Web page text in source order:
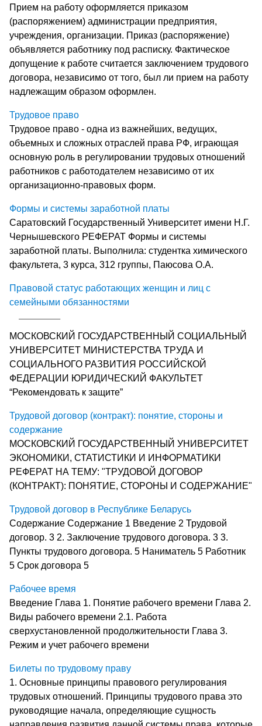
Прием на работу оформляется приказом
(распоряжением) администрации предприятия,
учреждения, организации. Приказ (распоряжение)
объявляется работнику под расписку. Фактическое
допущение к работе считается заключением трудового
договора, независимо от того, был ли прием на работу
надлежащим образом оформлен.
Трудовое право
Трудовое право - одна из важнейших, ведущих,
объемных и сложных отраслей права РФ, играющая
основную роль в регулировании трудовых отношений
работников с работодателем независимо от их
организационно-правовых форм.
Формы и системы заработной платы
Саратовский Государственный Университет имени Н.Г.
Чернышевского РЕФЕРАТ Формы и системы
заработной платы. Выполнила: студентка химического
факультета, 3 курса, 312 группы, Паюсова О.А.
Правовой статус работающих женщин и лиц с
семейными обязанностями
МОСКОВСКИЙ ГОСУДАРСТВЕННЫЙ СОЦИАЛЬНЫЙ
УНИВЕРСИТЕТ МИНИСТЕРСТВА ТРУДА И
СОЦИАЛЬНОГО РАЗВИТИЯ РОССИЙСКОЙ
ФЕДЕРАЦИИ ЮРИДИЧЕСКИЙ ФАКУЛЬТЕТ
“Рекомендовать к защите”
Трудовой договор (контракт): понятие, стороны и
содержание
МОСКОВСКИЙ ГОСУДАРСТВЕННЫЙ УНИВЕРСИТЕТ
ЭКОНОМИКИ, СТАТИСТИКИ И ИНФОРМАТИКИ
РЕФЕРАТ НА ТЕМУ: "ТРУДОВОЙ ДОГОВОР
(КОНТРАКТ): ПОНЯТИЕ, СТОРОНЫ И СОДЕРЖАНИЕ"
Трудовой договор в Республике Беларусь
Содержание Содержание 1 Введение 2 Трудовой
договор. 3 2. Заключение трудового договора. 3 3.
Пункты трудового договора. 5 Наниматель 5 Работник
5 Срок договора 5
Рабочее время
Введение Глава 1. Понятие рабочего времени Глава 2.
Виды рабочего времени 2.1. Работа
сверхустановленной продолжительности Глава 3.
Режим и учет рабочего времени
Билеты по трудовому праву
1. Основные принципы правового регулирования
трудовых отношений. Принципы трудового права это
руководящие начала, определяющие сущность